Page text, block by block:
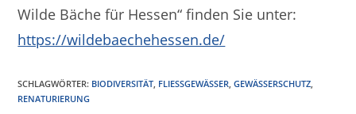
Wilde Bäche für Hessen“ finden Sie unter:
https://wildebaechehessen.de/
SCHLAGWÖRTER: BIODIVERSITÄT, FLIESSGEWÄSSER , GEWÄSSERSCHUTZ,
RENATURIERUNG